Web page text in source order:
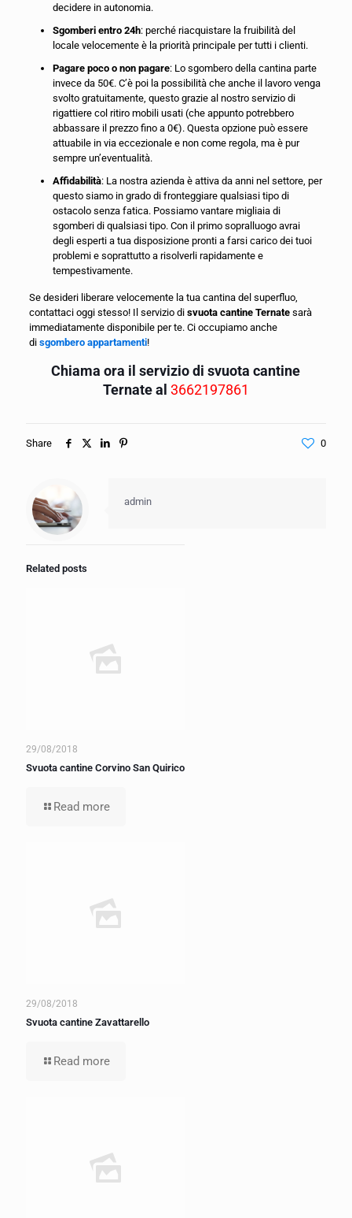
decidere in autonomia.
Sgomberi entro 24h: perché riacquistare la fruibilità del
locale velocemente è la priorità principale per tutti i clienti.
Pagare poco o non pagare: Lo sgombero della cantina parte
invece da 50€. C’è poi la possibilità che anche il lavoro venga
svolto gratuitamente, questo grazie al nostro servizio di
rigattiere col ritiro mobili usati (che appunto potrebbero
abbassare il prezzo fino a 0€). Questa opzione può essere
attuabile in via eccezionale e non come regola, ma è pur
sempre un’eventualità.
Affidabilità: La nostra azienda è attiva da anni nel settore, per
questo siamo in grado di fronteggiare qualsiasi tipo di
ostacolo senza fatica. Possiamo vantare migliaia di
sgomberi di qualsiasi tipo. Con il primo sopralluogo avrai
degli esperti a tua disposizione pronti a farsi carico dei tuoi
problemi e soprattutto a risolverli rapidamente e
tempestivamente.
Se desideri liberare velocemente la tua cantina del superfluo,
contattaci oggi stesso! Il servizio di svuota cantine Ternate sarà
immediatamente disponibile per te. Ci occupiamo anche
di sgombero appartamenti!
Chiama ora il servizio di svuota cantine
Ternate al 3662197861
Share 0
admin
Related posts
29/08/2018
Svuota cantine Corvino San Quirico
Read more
29/08/2018
Svuota cantine Zavattarello
Read more